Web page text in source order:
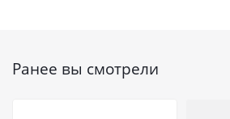
Ранее вы смотрели